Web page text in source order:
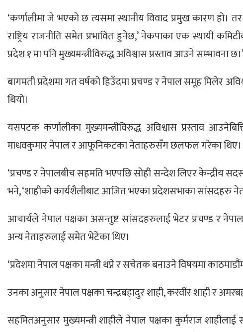
‘कर्णालीमा जे भएको छ त्यसमा स्थानीय विवाद प्रमुख कारण हो।
राष्ट्रिय राजनीति समेत प्रभावित हुनेछ,’ नेकपाका एक स्थायी
प्रदेश १ मा पनि मुख्यमन्त्रीविरुद्ध अविश्वास प्रस्ताव आउने सम्भावना छ।’
बागमती प्रदेशमा गत वर्षको हिउँदमा प्रचण्ड र नेपाल समूह मिलेर
थियो।
यसपटक कर्णालीका मुख्यमन्त्रीविरुद्ध अविश्वास प्रस्ताव
माधवकुमार नेपाल र आफूनिकटका नेताहरुसँग छलफल गरेका थिए।
‘प्रचण्ड र नेपालबीच सहमति भएपछि सोही सन्देश लिएर केन्द्रीय
भने, ‘शाहीको कार्यशैलीबाट आजित भएका प्रदेशसभाका सांसदहरु
आचार्यले नेपाल पक्षका असन्तुष्ट सांसदहरुलाई भेटर प्रचण्ड र
अन्य नेताहरुलाई समेत भेटेका थिए।
‘प्रदेशमा नेपाल पक्षका मन्त्री थप्ने र सचेतक बनाउने विषयमा
उनका अनुसार नेपाल पक्षका चन्द्रबहादुर शाही, करवीर शाही र
सहमितअनुसार मुख्यमन्त्री शाहीले नेपाल पक्षका कुर्मराज